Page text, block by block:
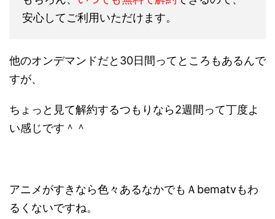
安心してご利用いただけます。
他のオンデマンドだと30日間ってところもあるんで
すが、
ちょっと見て解約するつもりなら2週間って丁度よ
い感じです＾＾
アニメがすきなら色々あるなかでもＡbematvもわ
るくないですね。